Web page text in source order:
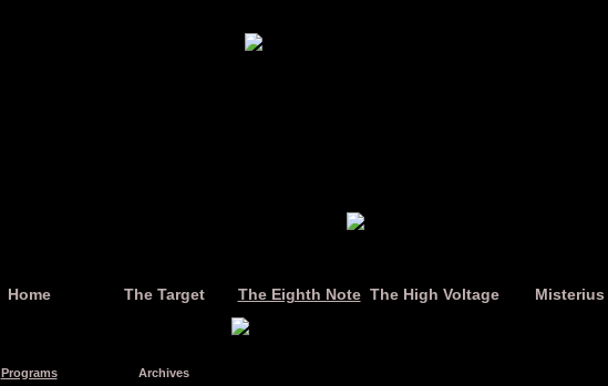
Home The Target The Eighth Note The High Voltage Misterius
Programs Archives